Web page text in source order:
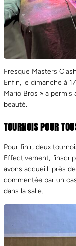
Fresque Masters Clash
Enfin, le dimanche à
Mario Bros » a permis
beauté.
TOURNOIS POUR
Pour finir, deux
Effectivement,
avons accueilli près
commentée par un
dans la salle.